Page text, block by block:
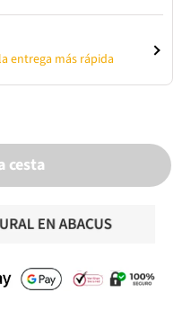
entrega más rápida
cesta